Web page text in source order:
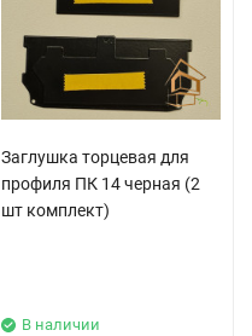
Заглушка торцевая для
профиля ПК 14 черная (2
шт комплект)
В наличии